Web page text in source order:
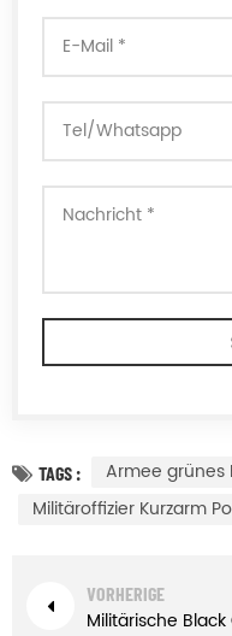
TAGS :
Armee grünes
Militäroffizier Kurzarm
VORHERIGE
Militärische